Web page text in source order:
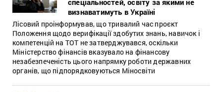
визнаватимуть в Україні
Лісовий проінформував, що тривалий час проєкт
Положення щодо верифікації здобутих знань, навичок і
компетенцій на ТОТ не затверджувався, оскільки
Міністерство фінансів вказувало на фінансову
незабезпеченість цього напрямку роботи державних
органів, що підпорядковуються Міносвіти